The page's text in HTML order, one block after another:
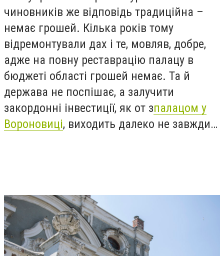
чиновників же відповідь традиційна –
немає грошей. Кілька років тому
відремонтували дах і те, мовляв, добре,
адже на повну реставрацію палацу в
бюджеті області грошей немає. Та й
держава не поспішає, а залучити
закордонні інвестиції, як от зпалацом у
Вороновиці, виходить далеко не завжди…